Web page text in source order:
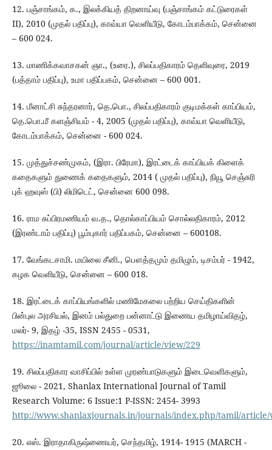
12. பஞ்சாங்கம், க., இலக்கியத் திறனாய்வு (பஞ்சாங்கம் கட்டுரைகள்
II), 2010 (முதல் பதிப்பு), காவ்யா வெளியீடு, கோடம்பாக்கம், சென்னை
– 600 024.
13. மாணிக்கவாசகன் ஞா., (உரை.), சிலப்பதிகாரம் தெளிவுரை, 2019
(பத்தாம் பதிப்பு), உமா பதிப்பகம், சென்னை – 600 001.
14. மீனாட்சி சுந்தரனார், தெ.பொ., சிலப்பதிகாரம் குடிமக்கள் காப்பியம்,
தெ.பொ.மீ களஞ்சியம் - 4, 2005 (முதல் பதிப்பு), காவ்யா வெளியீடு,
கோடம்பாக்கம், சென்னை - 600 024.
15. முத்துச்சண்முகம், (இரா. பிரேமா), இரட்டைக் காப்பியக் கிளைக்
கதைகளும் துணைக் கதைகளும், 2014 ( முதல் பதிப்பு), நியூ செஞ்சுரி
புக் ஹவுஸ் (பி) லிமிடெட், சென்னை 600 098.
16. ராம சுப்பிரமணியம் வ.த., தொல்காப்பியம் சொல்லதிகாரம், 2012
(இரண்டாம் பதிப்பு) பூம்புகார் பதிப்பகம், சென்னை – 600108.
17. வேங்கடசாமி. மயிலை சீனி., பௌத்தமும் தமிழும், டிசம்பர் - 1942,
கழக வெளியீடு, சென்னை – 600 018.
18. இரட்டைக் காப்பியங்களில் மணிமேகலை பற்றிய செய்திகளின்
பின்புல அரசியல், இனம் பல்துறை பன்னாட்டு இணைய தமிழாய்விதழ்,
மலர்- 9, இதழ் -35, ISSN 2455 - 0531,
https://inamtamil.com/journal/article/view/229
19. சிலப்பதிகார வாசிப்பில் உள்ள முரண்பாடுகளும் இடைவெளிகளும்,
ஜூலை - 2021, Shanlax International Journal of Tamil
Research Volume: 6 Issue:1 P-ISSN: 2454- 3993
http://www.shanlaxjournals.in/journals/index.php/tamil/article/
20. எஸ். இராதாகிருஷ்ணையர், செந்தமிழ், 1914- 1915 (MARCH -